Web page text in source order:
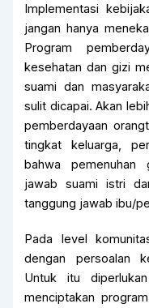
Implementasi
jangan hanya
Program
kesehatan dan gizi
suami dan
sulit dicapai. Akan
pemberdayaan
tingkat keluarga,
bahwa pemenuhan
jawab suami istri
tanggung jawab ibu/
Pada level
dengan persoalan
Untuk itu
menciptakan